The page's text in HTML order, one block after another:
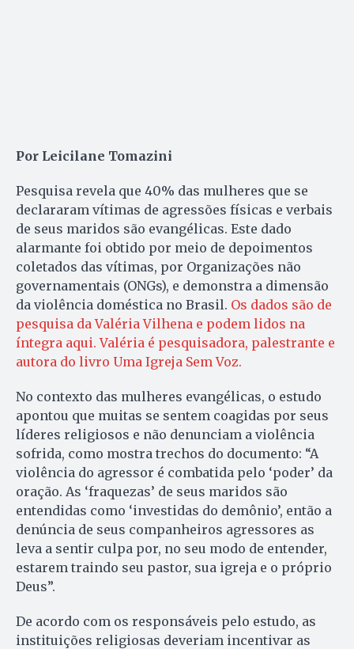
Por Leicilane Tomazini
Pesquisa revela que 40% das mulheres que se
declararam vítimas de agressões físicas e verbais
de seus maridos são evangélicas. Este dado
alarmante foi obtido por meio de depoimentos
coletados das vítimas, por Organizações não
governamentais (ONGs), e demonstra a dimensão
da violência doméstica no Brasil. Os dados são de
pesquisa da Valéria Vilhena e podem lidos na
íntegra aqui. Valéria é pesquisadora, palestrante e
autora do livro Uma Igreja Sem Voz.
No contexto das mulheres evangélicas, o estudo
apontou que muitas se sentem coagidas por seus
líderes religiosos e não denunciam a violência
sofrida, como mostra trechos do documento: “A
violência do agressor é combatida pelo ‘poder’ da
oração. As ‘fraquezas’ de seus maridos são
entendidas como ‘investidas do demônio’, então a
denúncia de seus companheiros agressores as
leva a sentir culpa por, no seu modo de entender,
estarem traindo seu pastor, sua igreja e o próprio
Deus”.
De acordo com os responsáveis pelo estudo, as
instituições religiosas deveriam incentivar as